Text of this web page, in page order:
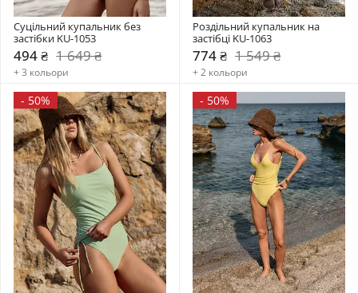
Суцільний купальник без
застібки KU-1053
494 ₴ 1 649 ₴
+ 3 кольори
Роздільний купальник на
застібці KU-1063
774 ₴ 1 549 ₴
+ 2 кольори
- 50% - 50%